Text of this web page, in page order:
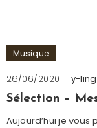
Musique
26/06/2020
y-ling
Sélection –
Aujourd’hui je